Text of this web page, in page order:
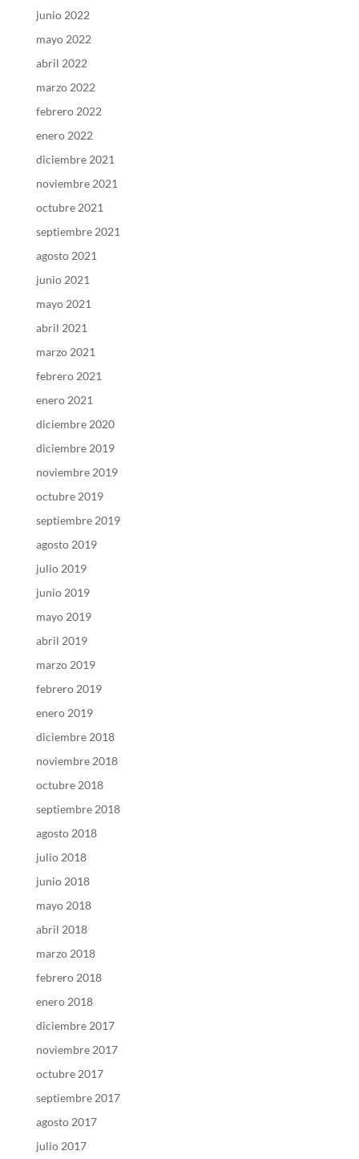
junio 2022
mayo 2022
abril 2022
marzo 2022
febrero 2022
enero 2022
diciembre 2021
noviembre 2021
octubre 2021
septiembre 2021
agosto 2021
junio 2021
mayo 2021
abril 2021
marzo 2021
febrero 2021
enero 2021
diciembre 2020
diciembre 2019
noviembre 2019
octubre 2019
septiembre 2019
agosto 2019
julio 2019
junio 2019
mayo 2019
abril 2019
marzo 2019
febrero 2019
enero 2019
diciembre 2018
noviembre 2018
octubre 2018
septiembre 2018
agosto 2018
julio 2018
junio 2018
mayo 2018
abril 2018
marzo 2018
febrero 2018
enero 2018
diciembre 2017
noviembre 2017
octubre 2017
septiembre 2017
agosto 2017
julio 2017